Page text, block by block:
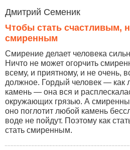
Дмитрий Семеник
Чтобы стать счастливым,
смиренным
Смирение делает человека
Ничто не может огорчить
всему, и приятному, и не очень,
должное. Гордый человек — как
камень — она вся и
окружающих грязью. А
оно поглотит любой камень
воде не пойдут. Поэтому как
стать смиренным.